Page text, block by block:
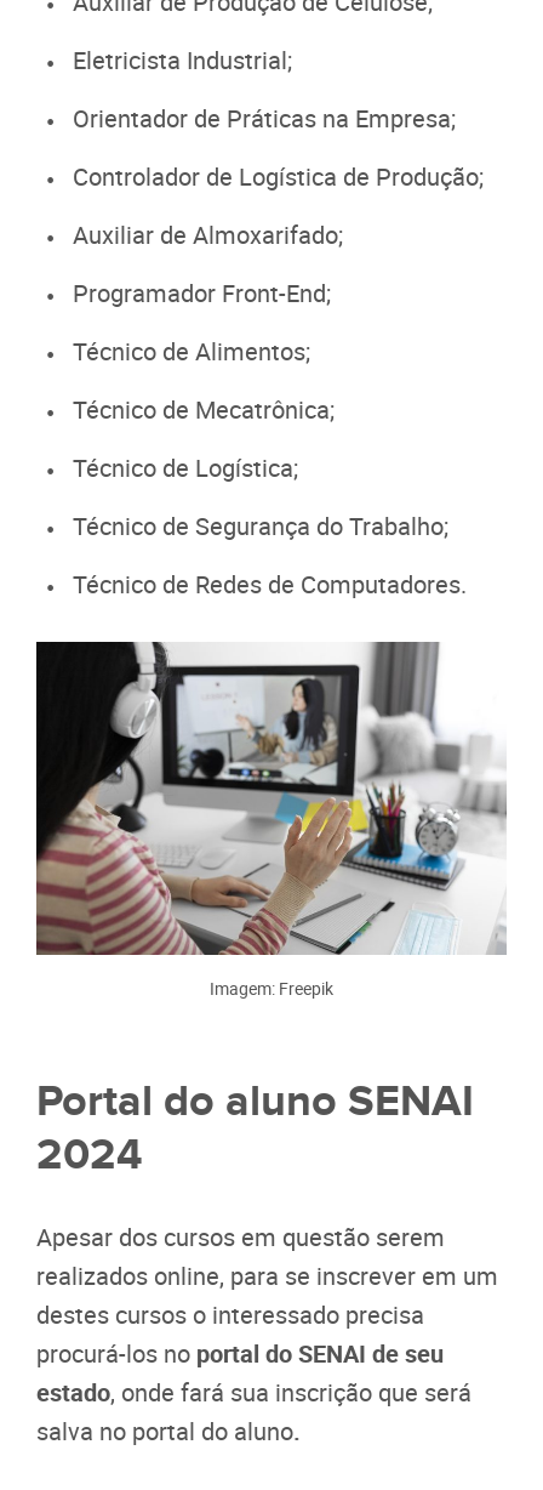
Eletricista Industrial;
Orientador de Práticas na Empresa;
Controlador de Logística de Produção;
Auxiliar de Almoxarifado;
Programador Front-End;
Técnico de Alimentos;
Técnico de Mecatrônica;
Técnico de Logística;
Técnico de Segurança do Trabalho;
Técnico de Redes de Computadores.
Imagem: Freepik
Portal do aluno SENAI
2024
Apesar dos cursos em questão serem
realizados online, para se inscrever em um
destes cursos o interessado precisa
procurá-los no portal do SENAI de seu
estado, onde fará sua inscrição que será
salva no portal do aluno.